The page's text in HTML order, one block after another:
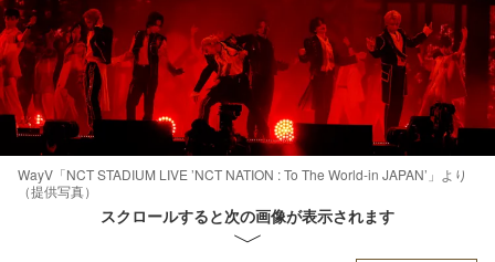
WayV「NCT STADIUM LIVE ’NCT NATION : To The World-in JAPAN’」より
（提供写真）
スクロールすると次の画像が表示されます